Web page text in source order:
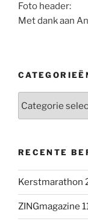
Foto header:
Met dank aan
RECENTE
Kerstmarathon
ZINGmagazine